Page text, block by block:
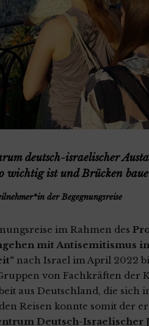
deutsch-israelischer
wichtig ist und Brücken
der Begegnungsreise
im Rahmen des
mit Antisemitismus
nach Israel im April 2022
von Fachkräften der
aus Deutschland, die sich
Reisen konnte somit der
Deutsch-Israelischer